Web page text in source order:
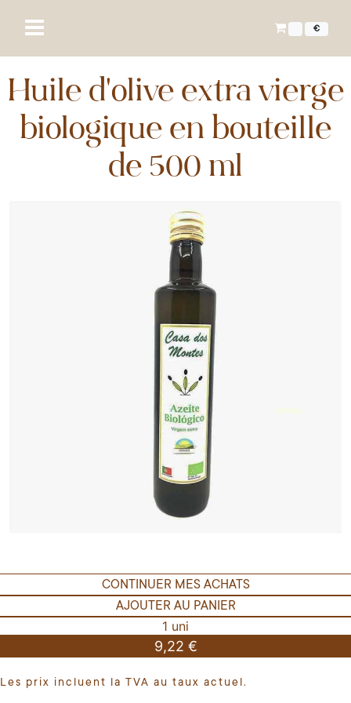
€
Huile d'olive extra vierge
biologique en bouteille
de 500 ml
CONTINUER MES ACHATS
AJOUTER AU PANIER
1 uni
9,22 €
Les prix incluent la TVA au taux actuel.